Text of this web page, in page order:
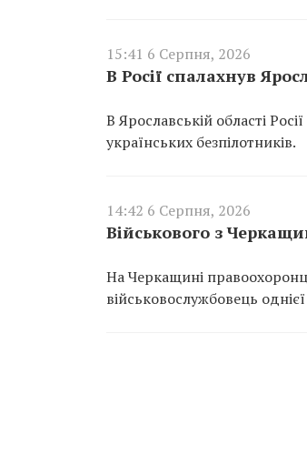
15:41 6 Серпня, 2026
В Росії спалахнув
В Ярославській області
українських безпілотників.
14:42 6 Серпня, 2026
Військового з
На Черкащині
військовослужбовець